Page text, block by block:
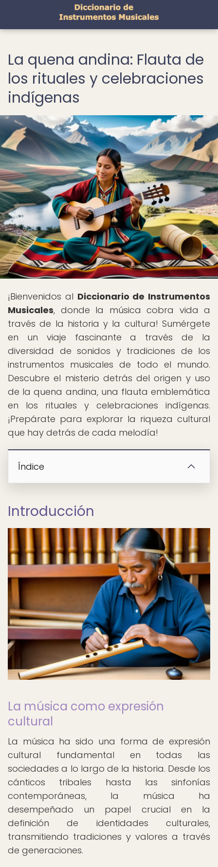
La quena andina: Flauta de
los rituales y celebraciones
indígenas
¡Bienvenidos al Diccionario de Instrumentos
Musicales, donde la música cobra vida a
través de la historia y la cultura! Sumérgete
en un viaje fascinante a través de la
diversidad de sonidos y tradiciones de los
instrumentos musicales de todo el mundo.
Descubre el misterio detrás del origen y uso
de la quena andina, una flauta emblemática
en los rituales y celebraciones indígenas.
¡Prepárate para explorar la riqueza cultural
que hay detrás de cada melodía!
Índice
Introducción
La música como expresión
cultural
La música ha sido una forma de expresión
cultural fundamental en todas las
sociedades a lo largo de la historia. Desde los
cánticos tribales hasta las sinfonías
contemporáneas, la música ha
desempeñado un papel crucial en la
definición de identidades culturales,
transmitiendo tradiciones y valores a través
de generaciones.